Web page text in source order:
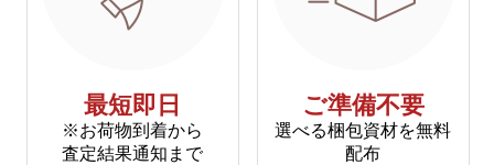
最短即日
※お荷物到着から
査定結果通知まで
ご準備不要
選べる梱包資材を無料
配布